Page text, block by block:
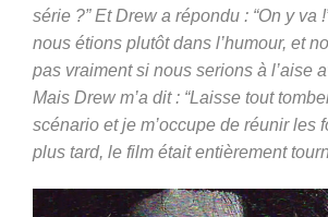
série ?” Et Drew a répondu : “On y va
nous étions plutôt dans l’humour, et
pas vraiment si nous serions à l’aise
Mais Drew m’a dit : “Laisse tout
scénario et je m’occupe de réunir les
plus tard, le film était entièrement